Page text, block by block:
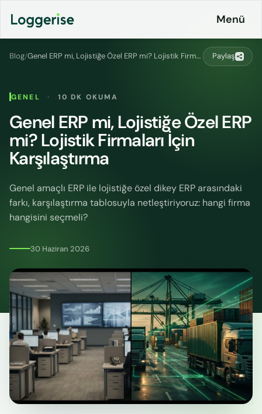
geç
Menü
Lojistik
ERP
Loggerise
Sürücü
LoggyGo
İş
İlanları
Entegrasyonlar
Fiyatlandırma
& Planlar
Kurumsal
İletişim
Blog/ Genel ERP mi, Lojistiğe Özel ERP mi? Lojistik Firmaları İçin Karşılaştırma Paylaş
GENEL · 10 DK OKUMA
Genel ERP mi, Lojistiğe Özel ERP
mi? Lojistik Firmaları İçin
Karşılaştırma
Genel amaçlı ERP ile lojistiğe özel dikey ERP arasındaki
farkı, karşılaştırma tablosuyla netleştiriyoruz: hangi firma
hangisini seçmeli?
30 Haziran 2026